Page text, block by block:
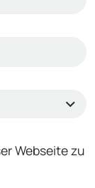
Webseite zu